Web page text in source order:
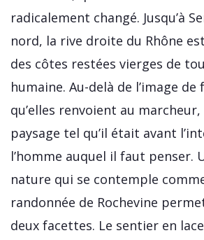
radicalement changé. Jusqu’à
nord, la rive droite du Rhône
des côtes restées vierges de
humaine. Au-delà de l’image
qu’elles renvoient au marcheur,
paysage tel qu’il était avant
l’homme auquel il faut penser.
nature qui se contemple
randonnée de Rochevine
deux facettes. Le sentier en